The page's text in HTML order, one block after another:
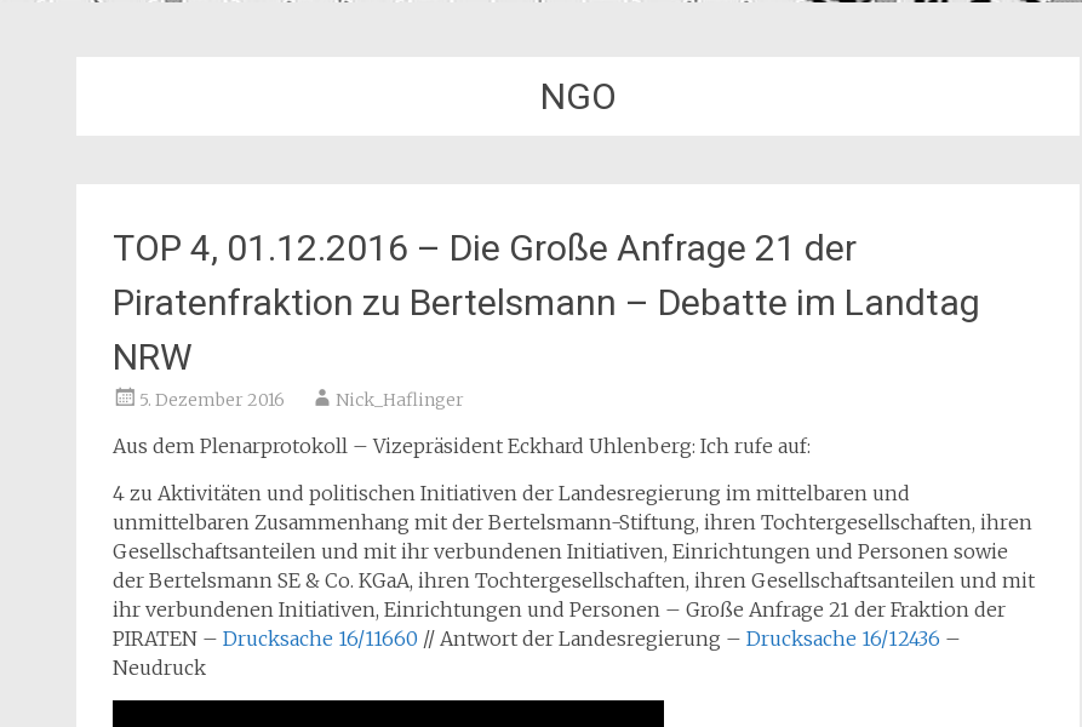
NGO
TOP 4, 01.12.2016 – Die Große Anfrage 21 der
Piratenfraktion zu Bertelsmann – Debatte im Landtag
NRW
5. Dezember 2016 Nick_Haflinger
Aus dem Plenarprotokoll – Vizepräsident Eckhard Uhlenberg: Ich rufe auf:
4 zu Aktivitäten und politischen Initiativen der Landesregierung im mittelbaren und
unmittelbaren Zusammenhang mit der Bertelsmann-Stiftung, ihren Tochtergesellschaften, ihren
Gesellschaftsanteilen und mit ihr verbundenen Initiativen, Einrichtungen und Personen sowie
der Bertelsmann SE & Co. KGaA, ihren Tochtergesellschaften, ihren Gesellschaftsanteilen und mit
ihr verbundenen Initiativen, Einrichtungen und Personen – Große Anfrage 21 der Fraktion der
PIRATEN – Drucksache 16/11660 // Antwort der Landesregierung – Drucksache 16/12436 –
Neudruck